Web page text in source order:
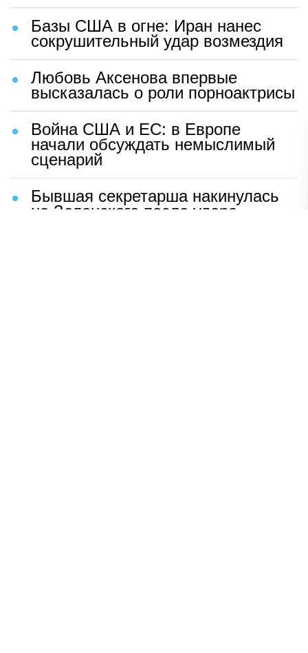
Базы США в огне: Иран нанес
сокрушительный удар возмездия
Любовь Аксенова впервые
высказалась о роли порноактрисы
Война США и ЕС: в Европе
начали обсуждать немыслимый
сценарий
Бывшая секретарша накинулась
на Зеленского после удара